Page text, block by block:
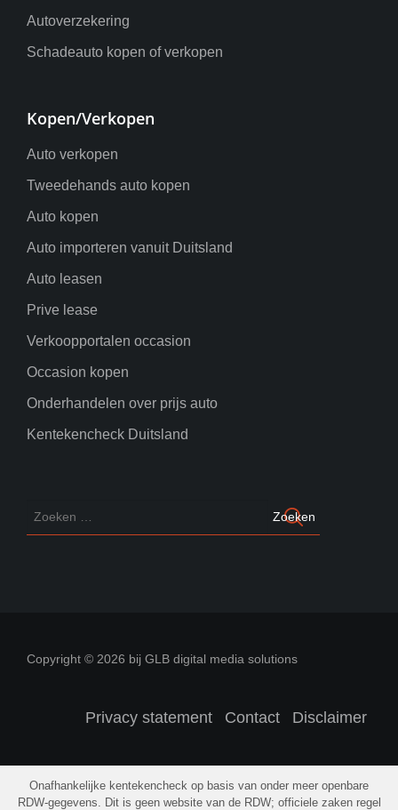
Autoverzekering
Schadeauto kopen of verkopen
Kopen/Verkopen
Auto verkopen
Tweedehands auto kopen
Auto kopen
Auto importeren vanuit Duitsland
Auto leasen
Prive lease
Verkoopportalen occasion
Occasion kopen
Onderhandelen over prijs auto
Kentekencheck Duitsland
Copyright © 2026 bij GLB digital media solutions
Privacy statement Contact Disclaimer
Onafhankelijke kentekencheck op basis van onder meer openbare
RDW-gegevens. Dit is geen website van de RDW; officiele zaken regel